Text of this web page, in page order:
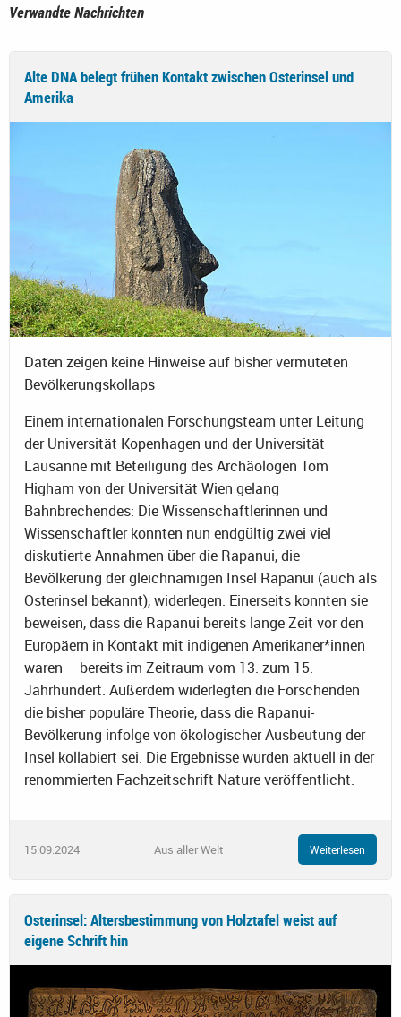
Verwandte Nachrichten
Alte DNA belegt frühen Kontakt zwischen Osterinsel und
Amerika
Daten zeigen keine Hinweise auf bisher vermuteten
Bevölkerungskollaps
Einem internationalen Forschungsteam unter Leitung
der Universität Kopenhagen und der Universität
Lausanne mit Beteiligung des Archäologen Tom
Higham von der Universität Wien gelang
Bahnbrechendes: Die Wissenschaftlerinnen und
Wissenschaftler konnten nun endgültig zwei viel
diskutierte Annahmen über die Rapanui, die
Bevölkerung der gleichnamigen Insel Rapanui (auch als
Osterinsel bekannt), widerlegen. Einerseits konnten sie
beweisen, dass die Rapanui bereits lange Zeit vor den
Europäern in Kontakt mit indigenen Amerikaner*innen
waren – bereits im Zeitraum vom 13. zum 15.
Jahrhundert. Außerdem widerlegten die Forschenden
die bisher populäre Theorie, dass die Rapanui-
Bevölkerung infolge von ökologischer Ausbeutung der
Insel kollabiert sei. Die Ergebnisse wurden aktuell in der
renommierten Fachzeitschrift Nature veröffentlicht.
15.09.2024 Aus aller Welt Weiterlesen
Osterinsel: Altersbestimmung von Holztafel weist auf
eigene Schrift hin